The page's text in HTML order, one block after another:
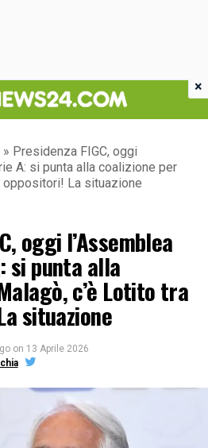
» Presidenza FIGC, oggi
A: si punta alla coalizione per
oppositori! La situazione
oggi l’Assemblea
si punta alla
c’è Lotito tra
situazione
on 13 Aprile 2026
×